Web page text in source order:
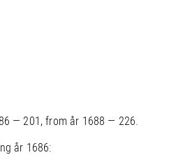
— 201, from år 1688 — 226.
år 1686: